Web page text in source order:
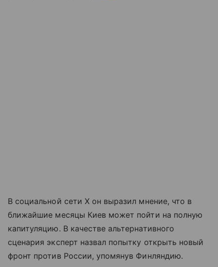
В социальной сети X он выразил мнение, что в
ближайшие месяцы Киев может пойти на полную
капитуляцию. В качестве альтернативного
сценария эксперт назвал попытку открыть новый
фронт против России, упомянув Финляндию.